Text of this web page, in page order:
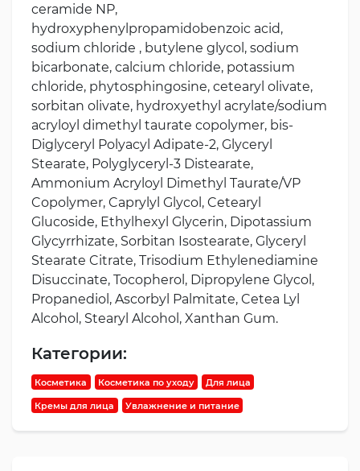
ceramide NP,
hydroxyphenylpropamidobenzoic acid,
sodium chloride , butylene glycol, sodium
bicarbonate, calcium chloride, potassium
chloride, phytosphingosine, cetearyl olivate,
sorbitan olivate, hydroxyethyl acrylate/sodium
acryloyl dimethyl taurate copolymer, bis-
Diglyceryl Polyacyl Adipate-2, Glyceryl
Stearate, Polyglyceryl-3 Distearate,
Ammonium Acryloyl Dimethyl Taurate/VP
Copolymer, Caprylyl Glycol, Cetearyl
Glucoside, Ethylhexyl Glycerin, Dipotassium
Glycyrrhizate, Sorbitan Isostearate, Glyceryl
Stearate Citrate, Trisodium Ethylenediamine
Disuccinate, Tocopherol, Dipropylene Glycol,
Propanediol, Ascorbyl Palmitate, Cetea Lyl
Alcohol, Stearyl Alcohol, Xanthan Gum.
Категории:
Косметика Косметика по уходу Для лица
Кремы для лица Увлажнение и питание